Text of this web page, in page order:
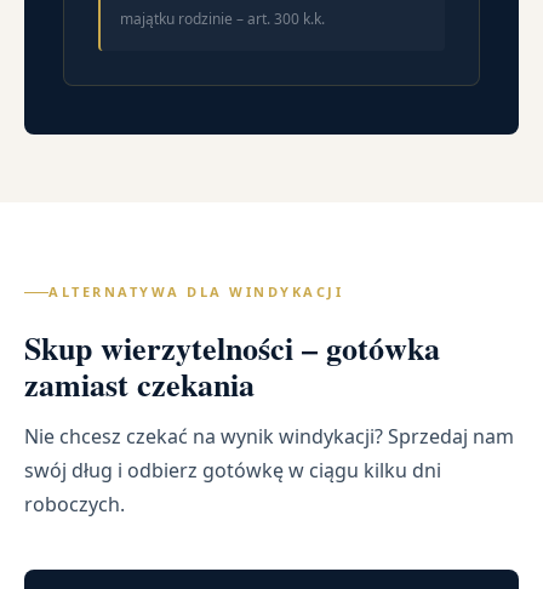
majątku rodzinie – art. 300 k.k.
ALTERNATYWA DLA WINDYKACJI
Skup wierzytelności – gotówka
zamiast czekania
Nie chcesz czekać na wynik windykacji? Sprzedaj nam
swój dług i odbierz gotówkę w ciągu kilku dni
roboczych.